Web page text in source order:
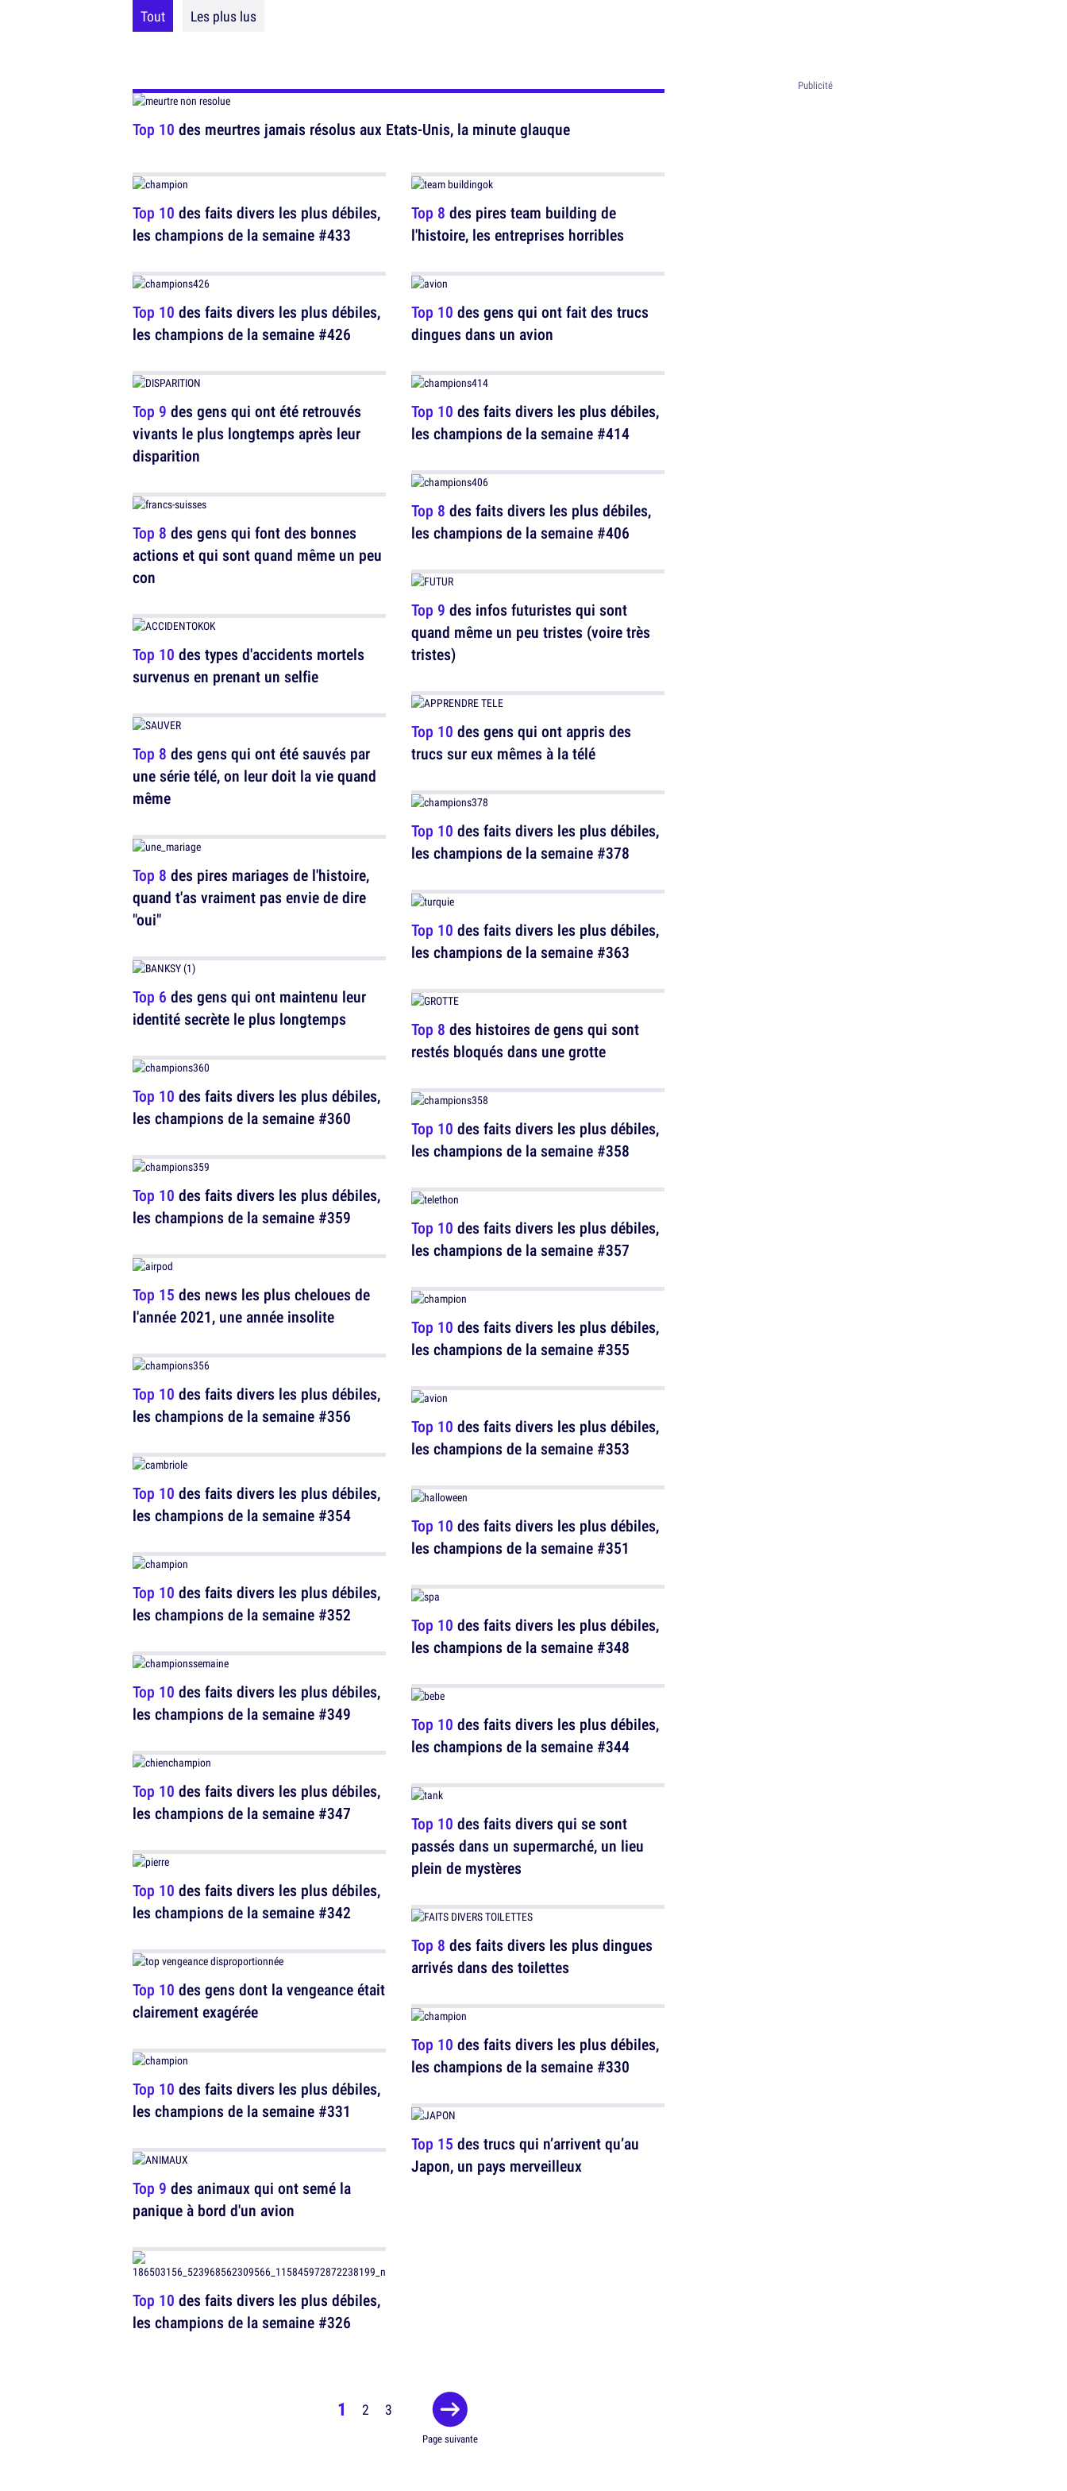
Tout Les plus lus
Top 10 des meurtres jamais résolus aux Etats-Unis, la minute glauque
Top 10 des faits divers les plus débiles,
les champions de la semaine #433
Top 10 des faits divers les plus débiles,
les champions de la semaine #426
Top 9 des gens qui ont été retrouvés
vivants le plus longtemps après leur
disparition
Top 8 des gens qui font des bonnes
actions et qui sont quand même un peu
con
Top 10 des types d'accidents mortels
survenus en prenant un selfie
Top 8 des gens qui ont été sauvés par
une série télé, on leur doit la vie quand
même
Top 8 des pires mariages de l'histoire,
quand t'as vraiment pas envie de dire
"oui"
Top 6 des gens qui ont maintenu leur
identité secrète le plus longtemps
Top 10 des faits divers les plus débiles,
les champions de la semaine #360
Top 10 des faits divers les plus débiles,
les champions de la semaine #359
Top 15 des news les plus cheloues de
l'année 2021, une année insolite
Top 10 des faits divers les plus débiles,
les champions de la semaine #356
Top 10 des faits divers les plus débiles,
les champions de la semaine #354
Top 10 des faits divers les plus débiles,
les champions de la semaine #352
Top 10 des faits divers les plus débiles,
les champions de la semaine #349
Top 10 des faits divers les plus débiles,
les champions de la semaine #347
Top 10 des faits divers les plus débiles,
les champions de la semaine #342
Top 10 des gens dont la vengeance était
clairement exagérée
Top 10 des faits divers les plus débiles,
les champions de la semaine #331
Top 9 des animaux qui ont semé la
panique à bord d'un avion
Top 10 des faits divers les plus débiles,
les champions de la semaine #326
Top 8 des pires team building de
l'histoire, les entreprises horribles
Top 10 des gens qui ont fait des trucs
dingues dans un avion
Top 10 des faits divers les plus débiles,
les champions de la semaine #414
Top 8 des faits divers les plus débiles,
les champions de la semaine #406
Top 9 des infos futuristes qui sont
quand même un peu tristes (voire très
tristes)
Top 10 des gens qui ont appris des
trucs sur eux mêmes à la télé
Top 10 des faits divers les plus débiles,
les champions de la semaine #378
Top 10 des faits divers les plus débiles,
les champions de la semaine #363
Top 8 des histoires de gens qui sont
restés bloqués dans une grotte
Top 10 des faits divers les plus débiles,
les champions de la semaine #358
Top 10 des faits divers les plus débiles,
les champions de la semaine #357
Top 10 des faits divers les plus débiles,
les champions de la semaine #355
Top 10 des faits divers les plus débiles,
les champions de la semaine #353
Top 10 des faits divers les plus débiles,
les champions de la semaine #351
Top 10 des faits divers les plus débiles,
les champions de la semaine #348
Top 10 des faits divers les plus débiles,
les champions de la semaine #344
Top 10 des faits divers qui se sont
passés dans un supermarché, un lieu
plein de mystères
Top 8 des faits divers les plus dingues
arrivés dans des toilettes
Top 10 des faits divers les plus débiles,
les champions de la semaine #330
Top 15 des trucs qui n’arrivent qu’au
Japon, un pays merveilleux
1 2 3
Page suivante